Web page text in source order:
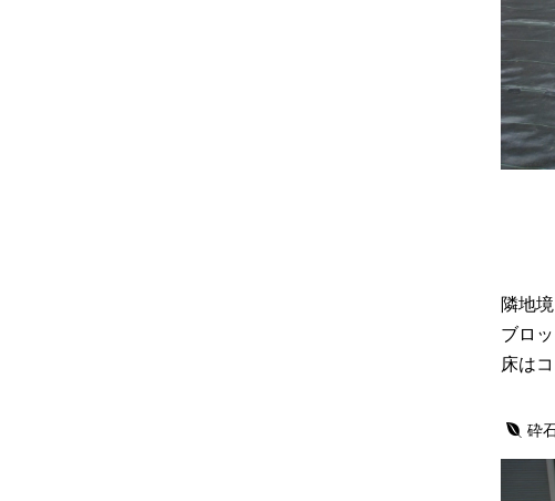
隣地
ブロ
床は
砕